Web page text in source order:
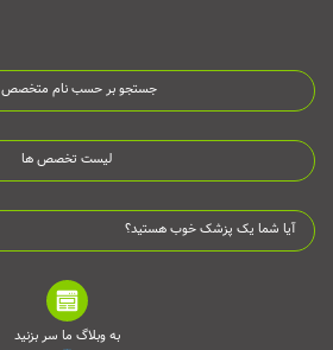
جستجو بر حسب نام متخصص
لیست تخصص ها
آیا شما یک پزشک خوب هستید؟
به وبلاگ ما سر بزنید